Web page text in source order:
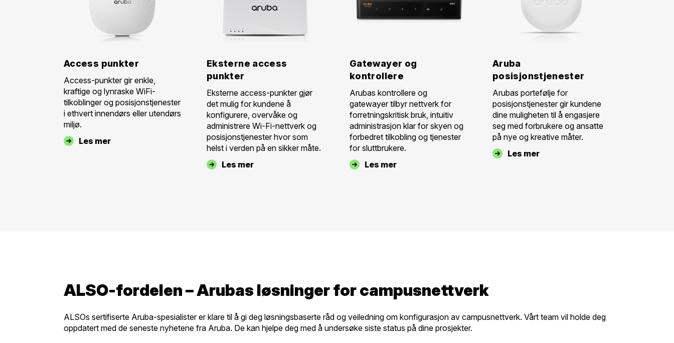
Access punkter
Access-punkter gir enkle,
kraftige og lynraske WiFi-
tilkoblinger og posisjonstjenester
i ethvert innendørs eller utendørs
miljø.
Les mer
Eksterne access
punkter
Eksterne access-punkter gjør
det mulig for kundene å
konfigurere, overvåke og
administrere Wi-Fi-nettverk og
posisjonstjenester hvor som
helst i verden på en sikker måte.
Les mer
Gatewayer og
kontrollere
Arubas kontrollere og
gatewayer tilbyr nettverk for
forretningskritisk bruk, intuitiv
administrasjon klar for skyen og
forbedret tilkobling og tjenester
for sluttbrukere.
Les mer
Aruba
posisjonstjenester
Arubas portefølje for
posisjonstjenester gir kundene
dine muligheten til å engasjere
seg med forbrukere og ansatte
på nye og kreative måter.
Les mer
ALSO-fordelen – Arubas løsninger for campusnettverk
ALSOs sertifiserte Aruba-spesialister er klare til å gi deg løsningsbaserte råd og veiledning om konfigurasjon av campusnettverk. Vårt team vil holde deg
oppdatert med de seneste nyhetene fra Aruba. De kan hjelpe deg med å undersøke siste status på dine prosjekter.